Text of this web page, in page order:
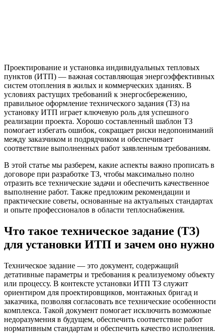
Проектирование и установка индивидуальных тепловых
пунктов (ИТП) — важная составляющая энергоэффективных
систем отопления в жилых и коммерческих зданиях. В
условиях растущих требований к энергосбережению,
правильное оформление технического задания (ТЗ) на
установку ИТП играет ключевую роль для успешного
реализации проекта. Хорошо составленный шаблон ТЗ
помогает избегать ошибок, сокращает риски недопониманий
между заказчиком и подрядчиком и обеспечивает
соответствие выполненных работ заявленным требованиям.
В этой статье мы разберем, какие аспекты важно прописать в
договоре при разработке ТЗ, чтобы максимально полно
отразить все технические задачи и обеспечить качественное
выполнение работ. Также предложим рекомендации и
практические советы, основанные на актуальных стандартах
и опыте профессионалов в области теплоснабжения.
Что такое техническое задание (ТЗ)
для установки ИТП и зачем оно нужно
Техническое задание — это документ, содержащий
детативные параметры и требования к реализуемому объекту
или процессу. В контексте установки ИТП ТЗ служит
ориентиром для проектировщиков, монтажных бригад и
заказчика, позволяя согласовать все технические особенности
комплекса. Такой документ помогает исключить возможные
недоразумения в будущем, обеспечить соответствие работ
нормативным стандартам и обеспечить качество исполнения.